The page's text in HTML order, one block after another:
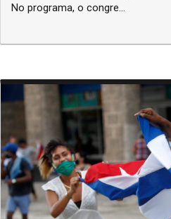
No programa, o congre...